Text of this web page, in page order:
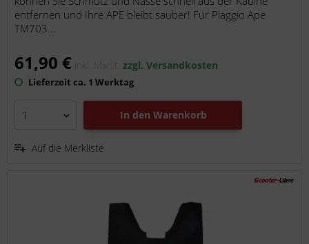
entfernen und Ihre APE bleibt sauber! Für Piaggio Ape
TM703...
61,90 € inkl. MwSt.zzgl. Versandkosten
Lieferzeit ca. 1 Werktag
In den Warenkorb
Auf die Merkliste